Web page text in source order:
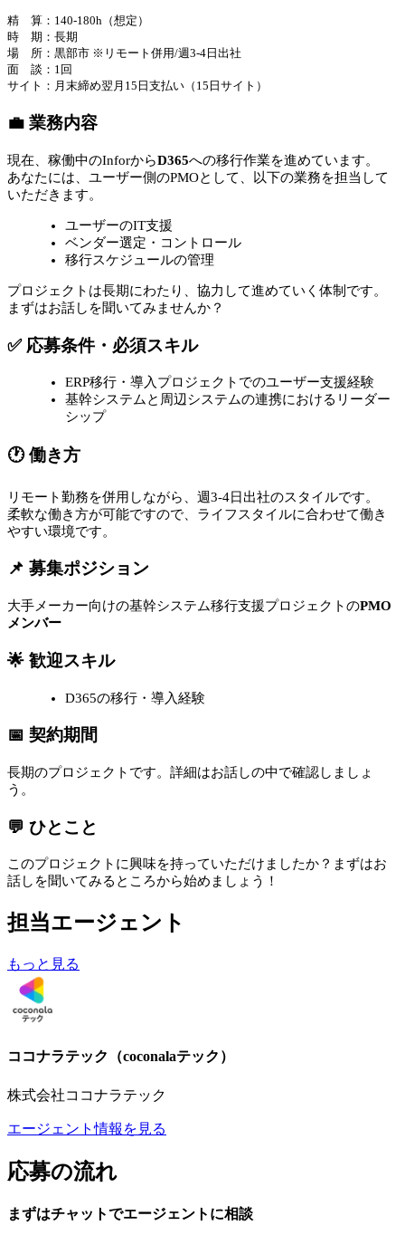
精 算：140-180h（想定）
時 期：長期
場 所：黒部市 ※リモート併用/週3-4日出社
面 談：1回
サイト：月末締め翌月15日支払い（15日サイト）
💼 業務内容
現在、稼働中のInforからD365への移行作業を進めています。
あなたには、ユーザー側のPMOとして、以下の業務を担当して
いただきます。
ユーザーのIT支援
ベンダー選定・コントロール
移行スケジュールの管理
プロジェクトは長期にわたり、協力して進めていく体制です。
まずはお話しを聞いてみませんか？
✅ 応募条件・必須スキル
ERP移行・導入プロジェクトでのユーザー支援経験
基幹システムと周辺システムの連携におけるリーダー
シップ
🕐 働き方
リモート勤務を併用しながら、週3-4日出社のスタイルです。
柔軟な働き方が可能ですので、ライフスタイルに合わせて働き
やすい環境です。
📌 募集ポジション
大手メーカー向けの基幹システム移行支援プロジェクトのPMO
メンバー
🌟 歓迎スキル
D365の移行・導入経験
📅 契約期間
長期のプロジェクトです。詳細はお話しの中で確認しましょ
う。
💬 ひとこと
このプロジェクトに興味を持っていただけましたか？まずはお
話しを聞いてみるところから始めましょう！
担当エージェント
もっと見る
ココナラテック（coconalaテック）
株式会社ココナラテック
エージェント情報を見る
応募の流れ
まずはチャットでエージェント に相談